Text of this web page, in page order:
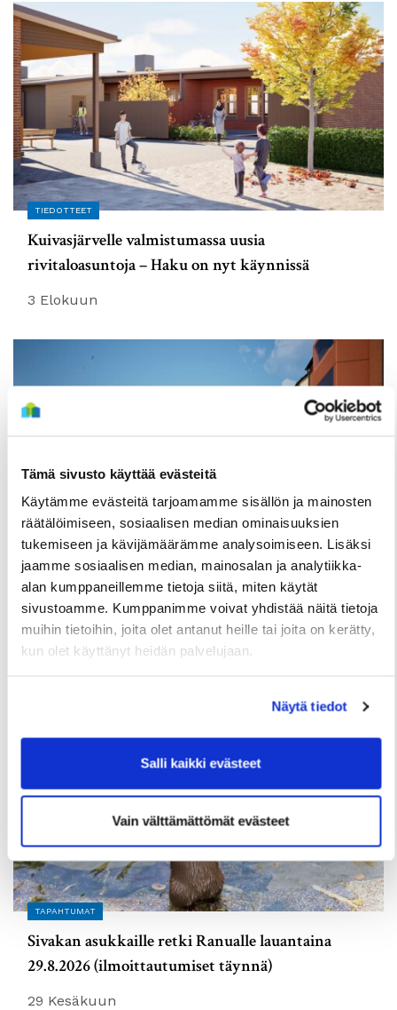
Tämä sivusto käyttää evästeitä
Käytämme evästeitä tarjoamamme sisällön ja mainosten
räätälöimiseen, sosiaalisen median ominaisuuksien
tukemiseen ja kävijämäärämme analysoimiseen. Lisäksi
jaamme sosiaalisen median, mainosalan ja analytiikka-
alan kumppaneillemme tietoja siitä, miten käytät
sivustoamme. Kumppanimme voivat yhdistää näitä tietoja
muihin tietoihin, joita olet antanut heille tai joita on kerätty,
kun olet käyttänyt heidän palvelujaan.
Näytä tiedot
Salli kaikki evästeet
Vain välttämättömät evästeet
TIEDOTTEET
Kuivasjärvelle valmistumassa uusia
rivitaloasuntoja – Haku on nyt käynnissä
3 Elokuun
TIEDOTTEET
Useita uudis- ja peruskorjauskohteita
valmistumassa loppuvuonna, hakuajat alkavat
elokuussa
2 Heinäkuun
TAPAHTUMAT
Sivakan asukkaille retki Ranualle lauantaina
29.8.2026 (ilmoittautumiset täynnä)
29 Kesäkuun